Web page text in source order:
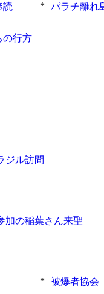
読 * パラチ離れ
の行方
ジル訪問
加の稲葉さん来聖
*
被爆者協会